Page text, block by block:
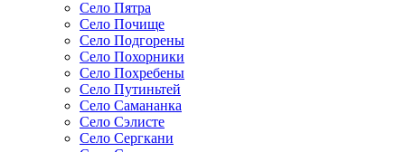
Село Пятра
Село Почище
Село Подгорены
Село Похорники
Село Похребены
Село Путиньтей
Село Самананка
Село Сэлисте
Село Сергкани